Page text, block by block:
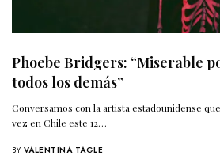
Phoebe Bridgers: “Miserable
todos los demás”
Conversamos con la artista estadounidense
vez en Chile este 12…
BY VALENTINA TAGLE